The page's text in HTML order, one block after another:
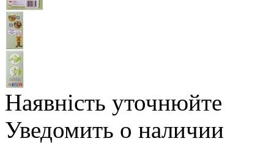
Наявність уточнюйте
Уведомить о наличии